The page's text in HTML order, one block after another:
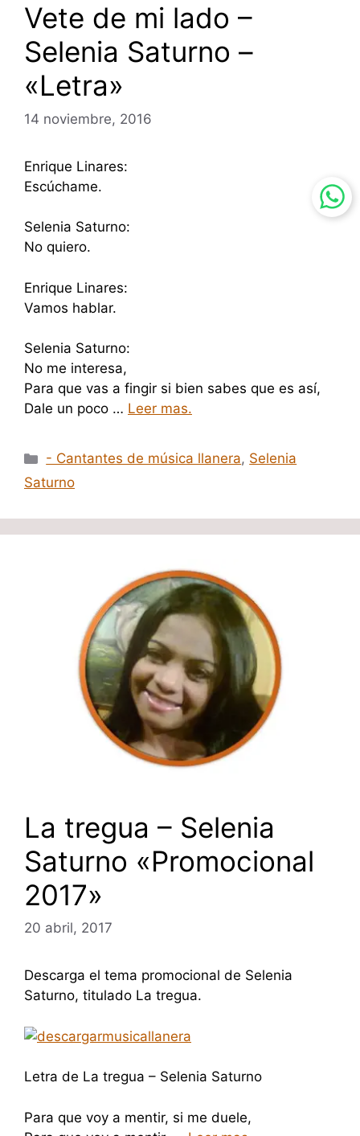
Vete de mi lado –
Selenia Saturno –
«Letra»
14 noviembre, 2016
Enrique Linares:
Escúchame.
Selenia Saturno:
No quiero.
Enrique Linares:
Vamos hablar.
Selenia Saturno:
No me interesa,
Para que vas a fingir si bien sabes que es así,
Dale un poco … Leer mas.
Categorías
- Cantantes de música llanera, Selenia
Saturno
La tregua – Selenia
Saturno «Promocional
2017»
20 abril, 2017
Descarga el tema promocional de Selenia
Saturno, titulado La tregua.
Letra de La tregua – Selenia Saturno
Para que voy a mentir, si me duele,